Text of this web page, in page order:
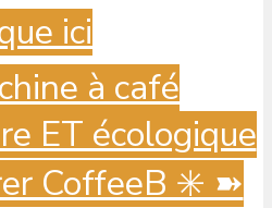
ici
à café
ET écologique
CoffeeB ✳️ ➽